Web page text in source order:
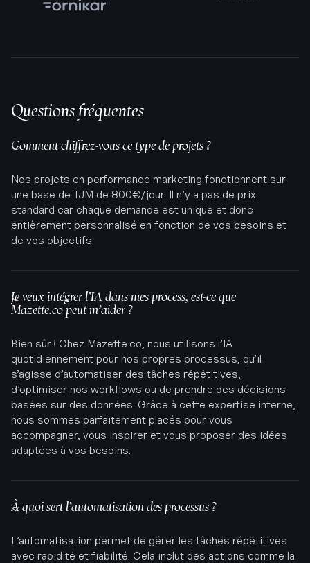
Questions fréquentes
Comment chiffrez-vous ce type de projets ?
Nos projets en performance marketing fonctionnent sur
une base de TJM de 800€/jour. Il n’y a pas de prix
standard car chaque demande est unique et donc
entièrement personnalisé en fonction de vos besoins et
de vos objectifs.
Je veux intégrer l’IA dans mes process, est-ce que
Mazette.co peut m’aider ?
Bien sûr ! Chez Mazette.co, nous utilisons l’IA
quotidiennement pour nos propres processus, qu’il
s’agisse d’automatiser des tâches répétitives,
d’optimiser nos workflows ou de prendre des décisions
basées sur des données. Grâce à cette expertise interne,
nous sommes parfaitement placés pour vous
accompagner, vous inspirer et vous proposer des idées
adaptées à vos besoins.
À quoi sert l’automatisation des processus ?
L’automatisation permet de gérer les tâches répétitives
avec rapidité et fiabilité. Cela inclut des actions comme la